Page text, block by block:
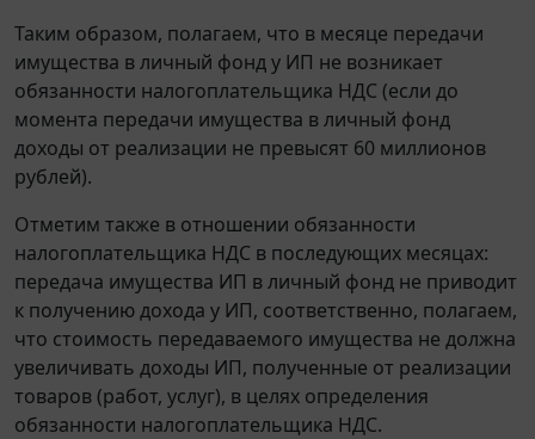
Таким образом, полагаем, что в месяце передачи
имущества в личный фонд у ИП не возникает
обязанности налогоплательщика НДС (если до
момента передачи имущества в личный фонд
доходы от реализации не превысят 60 миллионов
рублей).
Отметим также в отношении обязанности
налогоплательщика НДС в последующих месяцах:
передача имущества ИП в личный фонд не приводит
к получению дохода у ИП, соответственно, полагаем,
что стоимость передаваемого имущества не должна
увеличивать доходы ИП, полученные от реализации
товаров (работ, услуг), в целях определения
обязанности налогоплательщика НДС.